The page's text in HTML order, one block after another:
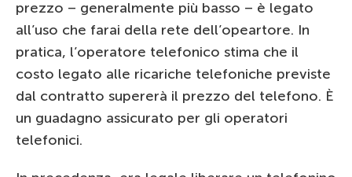
prezzo – generalmente più basso – è legato
all’uso che farai della rete dell’opeartore. In
pratica, l’operatore telefonico stima che il
costo legato alle ricariche telefoniche previste
dal contratto supererà il prezzo del telefono. È
un guadagno assicurato per gli operatori
telefonici.